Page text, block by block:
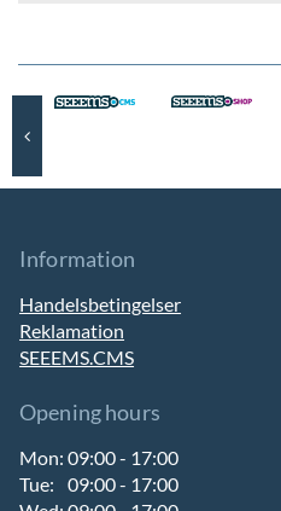
Information
Handelsbetingelser
Reklamation
SEEEMS.CMS
Opening hours
Mon:09:00 - 17:00
Tue:
09:00 - 17:00